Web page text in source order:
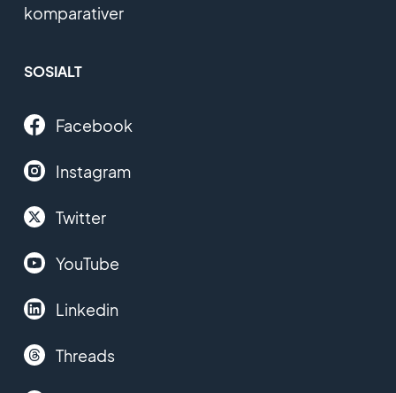
komparativer
SOSIALT
Facebook
Instagram
Twitter
YouTube
Linkedin
Threads